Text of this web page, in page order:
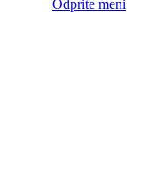
Odprite meni